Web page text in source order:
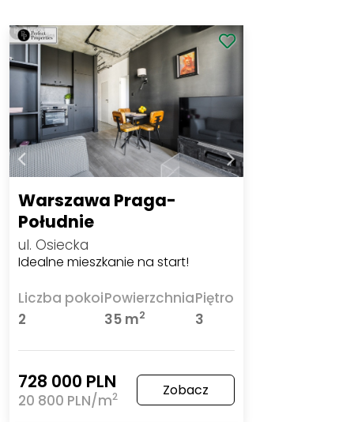
Warszawa Praga-
Południe
ul. Osiecka
Idealne mieszkanie na start!
Liczba pokoi
2
Powierzchnia
35 m2
Piętro
3
728 000 PLN
20 800 PLN/m2 Zobacz